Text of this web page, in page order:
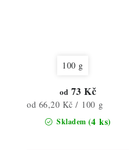
100 g
Skladem (4 ks)
od 73 Kč
Měrná
od 66,20 Kč / 100 g